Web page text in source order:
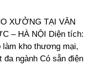
XƯỞNG TẠI VÂN
– HÀ NỘI Diện tích:
làm kho thương mại,
ngành Có sẵn điện